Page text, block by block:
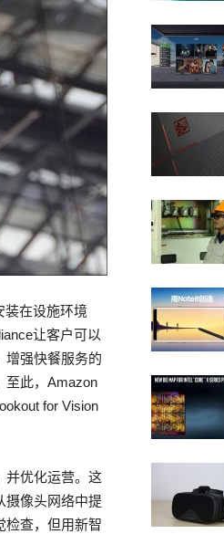
装在设施环境
让客户可以
增强快餐服务的
至此，Amazon
for Vision
并优化运营。这
摄像头网络中提
检查，但用新智